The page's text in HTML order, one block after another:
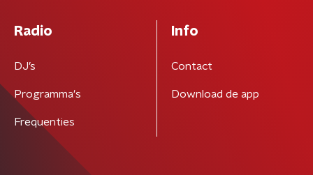
Radio
DJ’s
Programma's
Frequenties
Info
Contact
Download de app